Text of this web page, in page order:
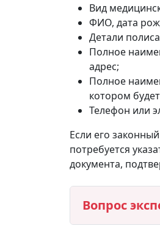
Вид
ФИО, дата
Детали
Полное
адрес;
Полное
котором
Телефон или
Если его
потребуется
документа,
Вопрос